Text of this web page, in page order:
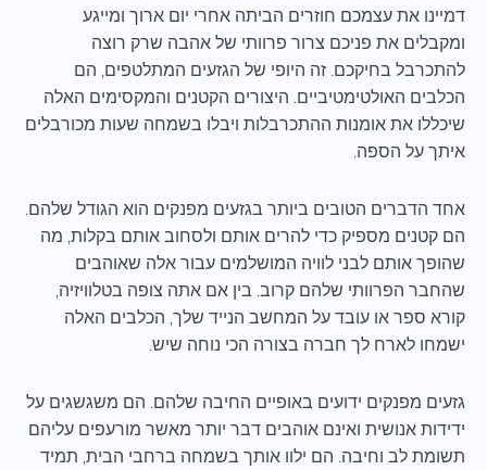
דמיינו את עצמכם חוזרים הביתה אחרי יום ארוך ומייגע
ומקבלים את פניכם צרור פרוותי של אהבה שרק רוצה
להתכרבל בחיקכם. זה היופי של הגזעים המתלטפים, הם
הכלבים האולטימטיביים. היצורים הקטנים והמקסימים האלה
שיכללו את אומנות ההתכרבלות ויבלו בשמחה שעות מכורבלים
איתך על הספה.
אחד הדברים הטובים ביותר בגזעים מפנקים הוא הגודל שלהם.
הם קטנים מספיק כדי להרים אותם ולסחוב אותם בקלות, מה
שהופך אותם לבני לוויה המושלמים עבור אלה שאוהבים
שהחבר הפרוותי שלהם קרוב. בין אם אתה צופה בטלוויזיה,
קורא ספר או עובד על המחשב הנייד שלך, הכלבים האלה
ישמחו לארח לך חברה בצורה הכי נוחה שיש.
גזעים מפנקים ידועים באופיים החיבה שלהם. הם משגשגים על
ידידות אנושית ואינם אוהבים דבר יותר מאשר מורעפים עליהם
תשומת לב וחיבה. הם ילוו אותך בשמחה ברחבי הבית, תמיד